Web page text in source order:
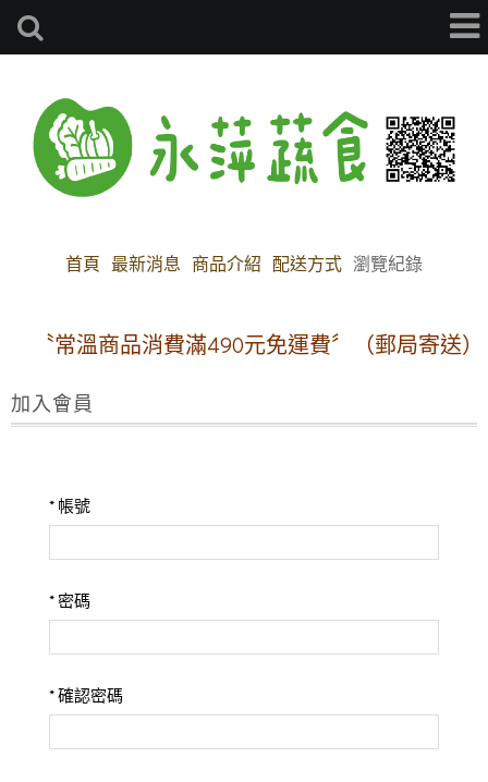
首頁 最新消息 商品介紹 配送方式 瀏覽紀錄
〝常溫商品消費滿490元免運費〞（郵局寄送）
加入會員
* 帳號
*密碼
*確認密碼